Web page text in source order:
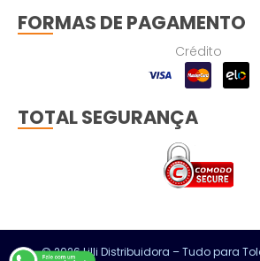
FORMAS DE PAGAMENTO
Crédito
TOTAL SEGURANÇA
© 2026 Lilli Distribuidora – Tudo para